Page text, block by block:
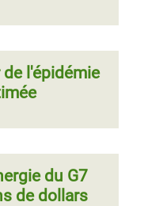
de l'épidémie
du G7
de dollars